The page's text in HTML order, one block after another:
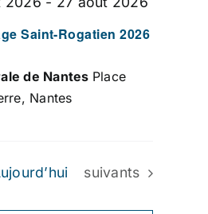
Saint-Rogatien 2026
de Nantes Place
Nantes
Évènements
suivants